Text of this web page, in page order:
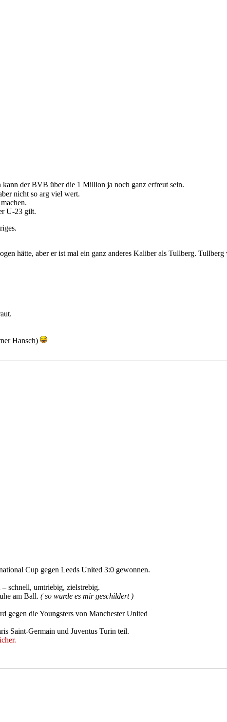
kann der BVB über die 1 Million ja noch ganz erfreut sein.
nicht so arg viel wert.
U-23 gilt.
hätte, aber er ist mal ein ganz anderes Kaliber als Tullberg.
Hansch)
Cup gegen Leeds United 3:0 gewonnen.
schnell, umtriebig, zielstrebig.
am Ball. ( so wurde es mir geschildert )
gegen die Youngsters von Manchester United
Saint-Germain und Juventus Turin teil.